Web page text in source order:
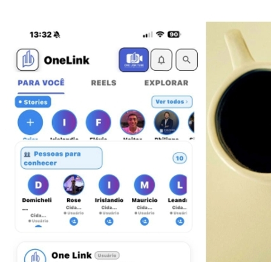
Bragantino